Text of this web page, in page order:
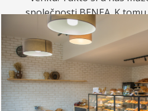
společnosti BENEA. K
kávou. Nebo si raději